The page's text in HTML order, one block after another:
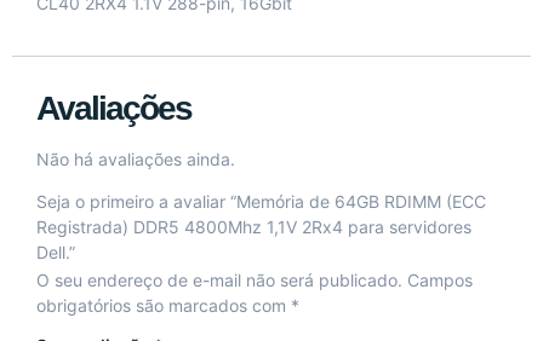
Avaliações
Não há avaliações ainda.
Seja o primeiro a avaliar “Memória de 64GB RDIMM (ECC
Registrada) DDR5 4800Mhz 1,1V 2Rx4 para servidores
Dell.”
O seu endereço de e-mail não será publicado. Campos
obrigatórios são marcados com *